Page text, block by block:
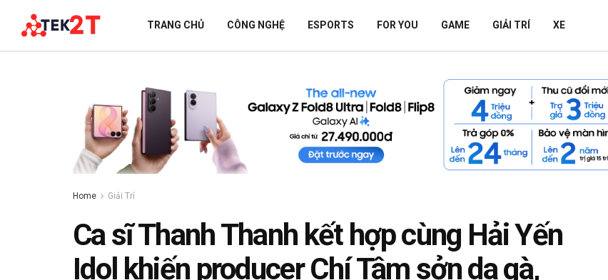
TRANG CHỦ CÔNG NGHỆ ESPORTS FOR YOU GAME GIẢI TRÍ XE
Home Giải Trí
Ca sĩ Thanh Thanh kết hợp cùng Hải Yến
Idol khiến producer Chí Tâm sởn da gà,